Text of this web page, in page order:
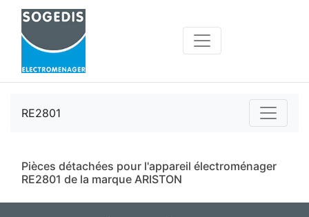
RE2801
Pièces détachées pour l'appareil électroménager
RE2801 de la marque ARISTON